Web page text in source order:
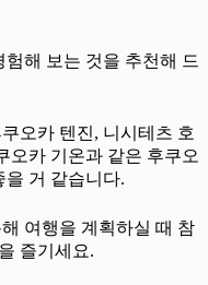
해 보는 것을 추천해 드
오카 텐진, 니시테츠 호
오카 기온과 같은 후쿠오
을 거 같습니다.
여행을 계획하실 때 참
즐기세요.